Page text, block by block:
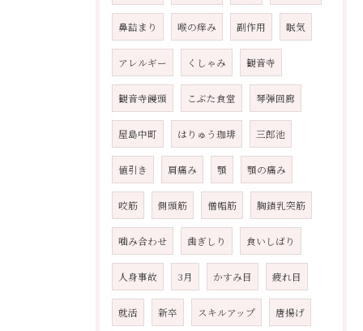
鼻詰まり 喉の痒み 副作用 眠気
アレルギー くしゃみ 観音寺
観音寺饅頭 こぶた食堂 琴弾回廊
屋島中町 はりゅう珈琲 三郎池
値引き 肩痛み 顎 顎の痛み
咬筋 側頭筋 僧帽筋 胸鎖乳突筋
噛み合わせ 歯ぎしり 食いしばり
人身事故 3月 かすみ目 疲れ目
就活 新卒 スキルアップ 唐揚げ